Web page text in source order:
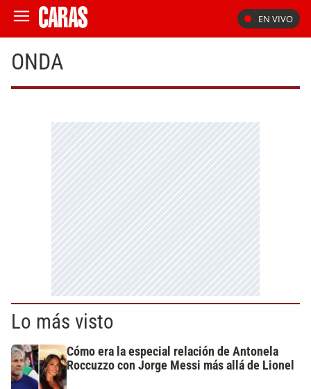
EN VIVO
ONDA
Lo más visto
Cómo era la especial relación de Antonela
Roccuzzo con Jorge Messi más allá de Lionel